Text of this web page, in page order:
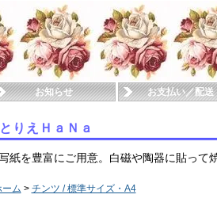
お知らせ お支払い／配送
りえＨａＮａ
紙を豊富にご用意。白磁や陶器に貼って
ーム > チンツ / 標準サイズ・A4